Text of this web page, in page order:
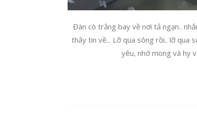
Đàn cò trắng bay về nơi tả ngạn..
thấy tin về... Lỡ qua sông rồi.. lỡ qua
yêu, nhớ mong và hy